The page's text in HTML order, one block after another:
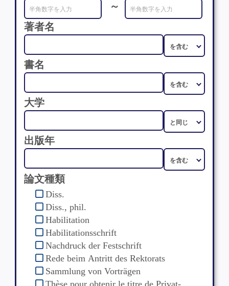
～
著者名
書名
大学
出版年
論文種類
Diss.
Diss., phil.
Habilitation
Habilitationsschrift
Nachdruck der Festschrift
Rede beim Antritt des Rektorats
Sammlung von Vorträgen